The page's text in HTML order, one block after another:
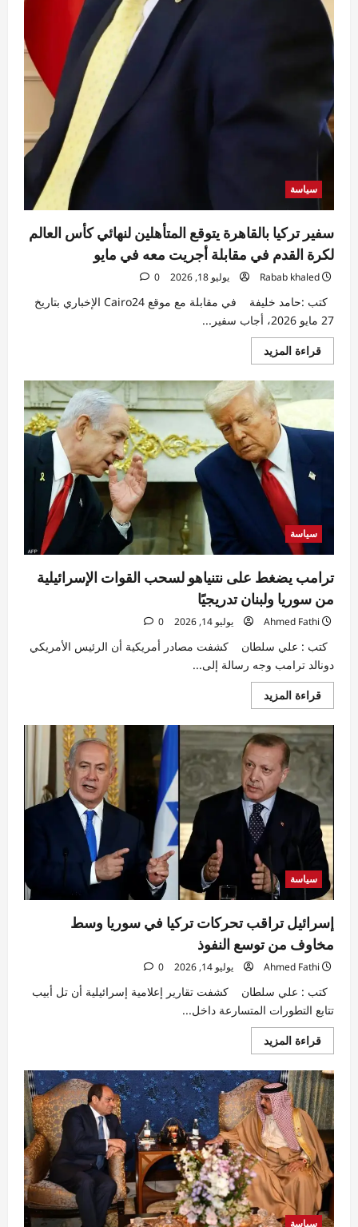
سياسة
سفير تركيا بالقاهرة يتوقع المتأهلين لنهائي كأس العالم
لكرة القدم في مقابلة أجريت معه في مايو
Rabab khaled يوليو 18, 2026 0
كتب :حامد خليفة في مقابلة مع موقع Cairo24 الإخباري بتاريخ
27 مايو 2026، أجاب سفير...
قراءة المزيداقرأ
المزيد
سفير
تركيا
بالقاهرة
يتوقع
المتأهلين
لنهائي
كأس
العالم
لكرة
القدم
في
أجريت
مايو
سياسة
ترامب يضغط على نتنياهو لسحب القوات الإسرائيلية
من سوريا ولبنان تدريجيًا
Ahmed Fathi يوليو 14, 2026 0
كتب : علي سلطان كشفت مصادر أمريكية أن الرئيس الأمريكي
دونالد ترامب وجه رسالة إلى...
قراءة المزيداقرأ
المزيد
ترامب
يضغط
على
نتنياهو
لسحب
القوات
الإسرائيلية
من
سوريا
ولبنان
تدريجيًا
سياسة
إسرائيل تراقب تحركات تركيا في سوريا وسط
مخاوف من توسع النفوذ
Ahmed Fathi يوليو 14, 2026 0
كتب : علي سلطان كشفت تقارير إعلامية إسرائيلية أن تل أبيب
تتابع التطورات المتسارعة داخل...
قراءة المزيد
المزيد
إسرائيل
تراقب
تحركات
تركيا
في
سوريا
وسط
مخاوف
من
توسع
النفوذ
سياسة